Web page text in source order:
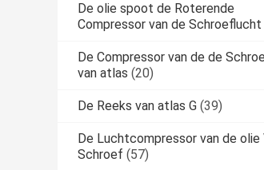
De olie spoot de Roterende
Compressor van de Schroeflucht
De Compressor van de de
van atlas (20)
De Reeks van atlas G (39)
De Luchtcompressor van de olie
Schroef (57)